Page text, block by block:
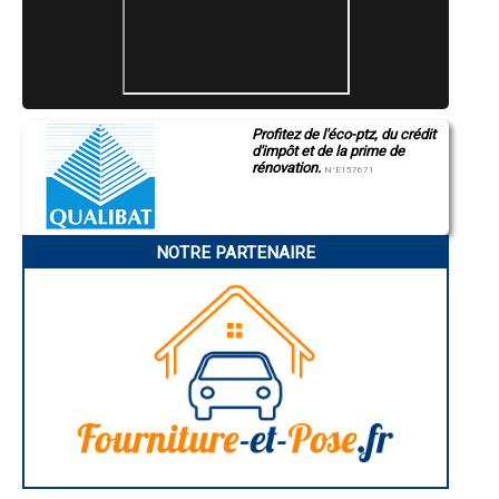
- Entreprise de traitement de remontées capillaires à Sergines
- Entreprise de traitement de remontées capillaires à Villeneuve-
l'Archevêque
- Entreprise de traitement de remontées capillaires à Perrigny
- Entreprise de traitement de remontées capillaires à Augy
- Entreprise de traitement de remontées capillaires à Saint-Bris-le-
Vineux
- Entreprise de traitement de remontées capillaires à Maillot
- Entreprise de traitement de remontées capillaires à Diges
- Entreprise de traitement de remontées capillaires à Cézy
- Entreprise de traitement de remontées capillaires à Tanlay
- Entreprise de traitement de remontées capillaires à Fleury-la-Vallée
- Entreprise de traitement de remontées capillaires à Rosoy
- Entreprise de traitement de remontées capillaires à Ancy-le-Franc
- Entreprise de traitement de remontées capillaires à Vincelles
- Entreprise de traitement de remontées capillaires à Saint-Sauveur-
- Entreprise de traitement de remontées capillaires à Champignelles
- Entreprise de traitement de remontées capillaires à Neuvy-Sautour
- Entreprise de traitement de remontées capillaires à Flogny-la-
Profitez de l'éco-ptz, du crédit
d'impôt et de la prime de
rénovation. N°E157671
NOTRE PARTENAIRE